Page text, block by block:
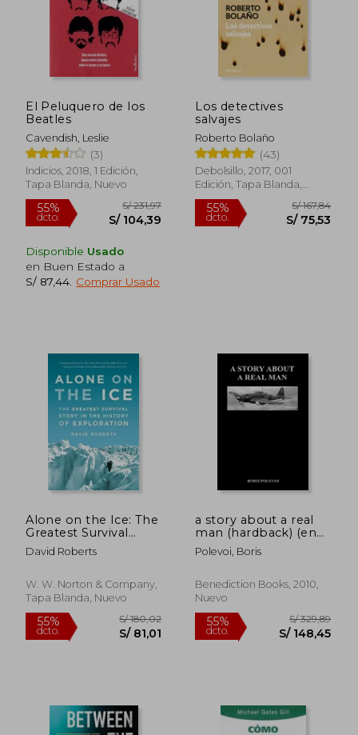
40%
dcto.
40%
dcto. S/ 62,80
50%
dcto.
El Peluquero de los
Beatles
Cavendish, Leslie
(3)
Indicios, 2018, 1 Edición,
Tapa Blanda, Nuevo
Disponible Usado
en Buen Estado a
S/ 87,44 Comprar Usado
Los detectives
salvajes
Roberto Bolaño
(43)
Debolsillo, 2017, 001
Edición, Tapa Blanda,
Nuevo
Alone on the Ice: The
Greatest Survival
Story in the History of
Exploration
Inglés)
David Roberts
W. W. Norton & Company,
Tapa Blanda, Nuevo
a story about a real
man (hardback) (en
Inglés)
Polevoi, Boris
Benediction Books, 2010,
Nuevo